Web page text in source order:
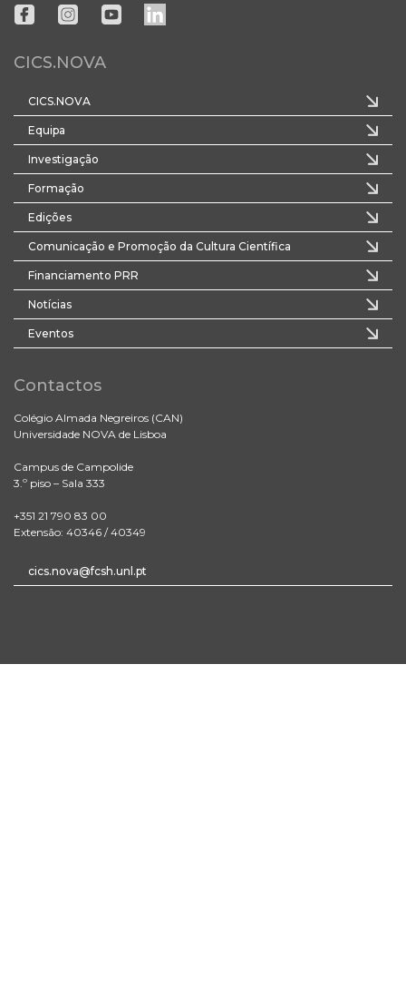
CICS.NOVA
CICS.NOVA
Equipa
Investigação
Formação
Edições
Comunicação e Promoção da Cultura Científica
Financiamento PRR
Notícias
Eventos
Contactos
Colégio Almada Negreiros (CAN)
Universidade NOVA de Lisboa
Campus de Campolide
3.º piso – Sala 333
+351 21 790 83 00
Extensão: 40346 / 40349
cics.nova@fcsh.unl.pt